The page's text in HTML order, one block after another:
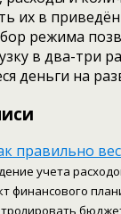
их в
режима
в два-три
деньги на
правильно
учета
финансового